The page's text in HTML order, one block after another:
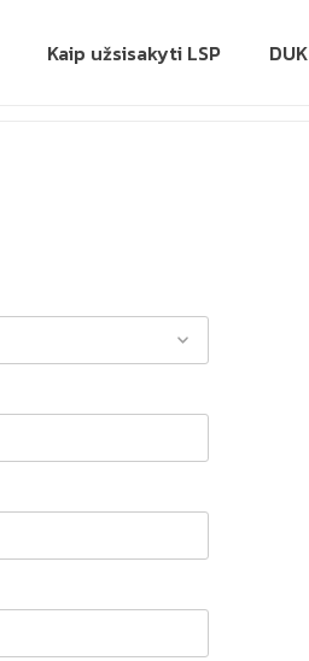
Kaip užsisakyti LSP DUK